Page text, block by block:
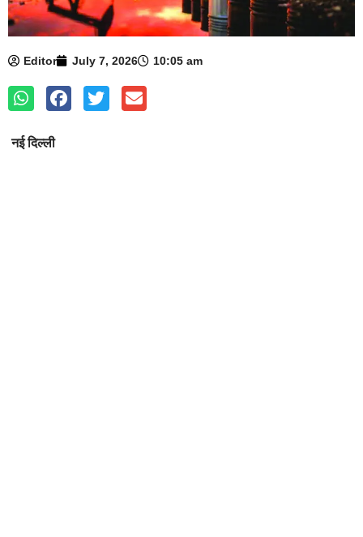
Editor July 7, 2026 10:05 am
नई दिल्ली